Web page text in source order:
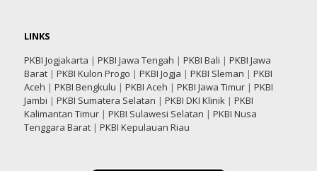
LINKS
PKBI Jogjakarta | PKBI Jawa Tengah | PKBI Bali | PKBI Jawa
Barat| PKBI Kulon Progo | PKBI Jogja | PKBI Sleman | PKBI
Aceh | PKBI Bengkulu | PKBI Aceh | PKBI Jawa Timur| PKBI
Jambi | PKBI Sumatera Selatan | PKBI DKI Klinik| PKBI
Kalimantan Timur| PKBI Sulawesi Selatan | PKBI Nusa
Tenggara Barat| PKBI Kepulauan Riau